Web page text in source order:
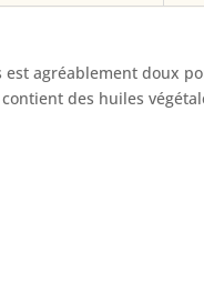
est agréablement doux
des huiles